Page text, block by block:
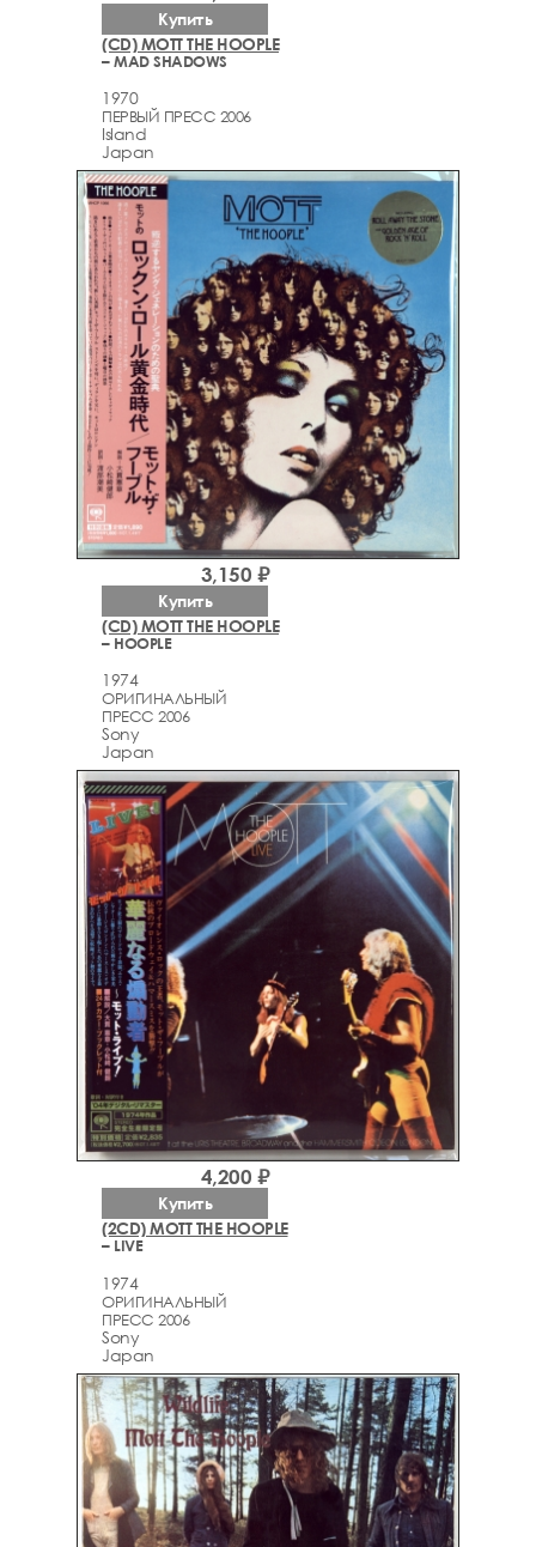
(CD) MOTT THE HOOPLE
– MAD SHADOWS
1970
ПЕРВЫЙ ПРЕСС 2006
Island
Japan
Купить
(CD) MOTT THE HOOPLE
– HOOPLE
1974
ОРИГИНАЛЬНЫЙ
ПРЕСС 2006
Sony
Japan
3,150 ₽
Купить
(2CD) MOTT THE HOOPLE
– LIVE
1974
ОРИГИНАЛЬНЫЙ
ПРЕСС 2006
Sony
Japan
4,200 ₽
Купить